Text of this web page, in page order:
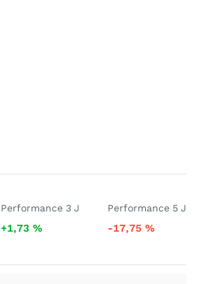
Performance 3 J
+1,73%
Performance 5 J
-17,75 %